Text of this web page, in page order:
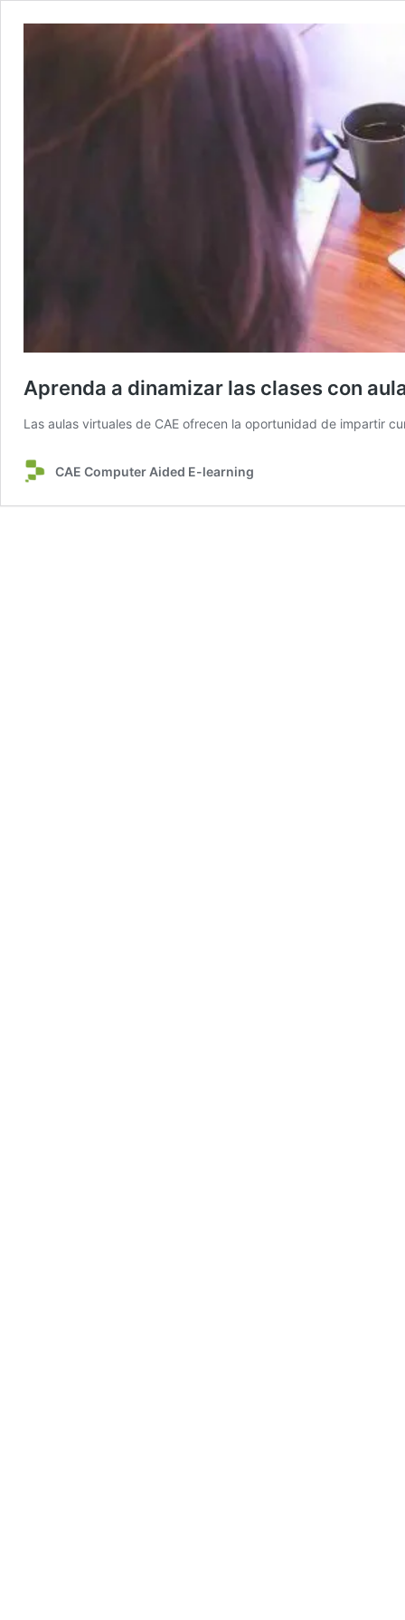
Aprenda a dinamizar las clases con
Las aulas virtuales de CAE ofrecen la oportunidad de impartir
CAE Computer Aided E-learning